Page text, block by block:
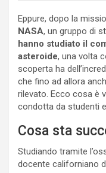
Eppure, dopo la
NASA, un gruppo di
hanno studiato il
asteroide, una volta
scoperta ha
che fino ad allora
rilevato. Ecco cosa è
condotta da studenti
Cosa sta
Studiando tramite
docente californiano